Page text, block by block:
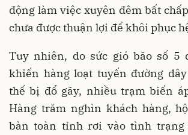
động làm việc xuyên đêm bất
chưa được thuận lợi để khôi phục
Tuy nhiên, do sức gió bão số 5
khiến hàng loạt tuyến đường
thế bị đổ gãy, nhiều trạm biến
Hàng trăm nghìn khách hàng,
bàn toàn tỉnh rơi vào tình trạng